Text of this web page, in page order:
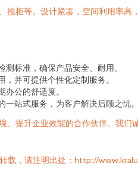
柜等。设计紧凑，空间利用率
标准，确保产品安全、耐用。
并可提供个性化定制服务。
办公的舒适度。
站式服务，为客户解决后顾之忧。
提升企业效能的合作伙伴。我
载，请注明出处：http://